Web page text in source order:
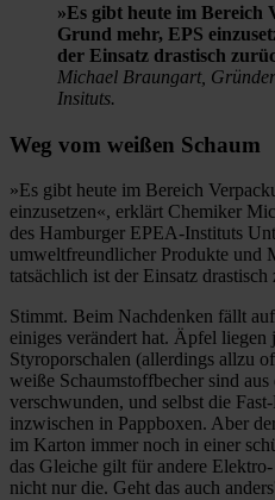
»Es gibt heute im Bereich
Grund mehr, EPS
der Einsatz drastisch
Michael Braungart,
Insituts.
Weg vom weißen Schaum
»Es gibt heute im Bereich
einzusetzen«, erklärt Chemiker
des Hamburger EPEA-Instituts
umweltfreundlicher Produkte und
tatsächlich ist der Einsatz drastisch
Stimmt. Beim Nachdenken fällt
einiges verändert hat. Äpfel liegen
Styroporschalen (allerdings allzu
weiße Schaumstoffbecher sind aus
verschwunden, und selbst die
inzwischen in Pappboxen. Aber
im Karton immer noch in einer
das Gleiche gilt für andere
nicht nur die. Geht das auch